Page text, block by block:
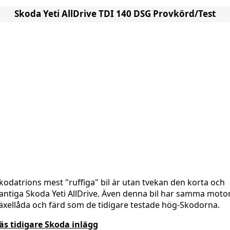
Skoda Yeti AllDrive TDI 140 DSG Provkörd/Test
mest "ruffiga" bil är utan tvekan den korta och
Skoda Yeti AllDrive. Även denna bil har samma
och färd som de tidigare testade hög-Skodorna.
tidigare Skoda inlägg